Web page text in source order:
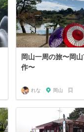
岡山一周の旅〜岡
作〜
れな 岡山